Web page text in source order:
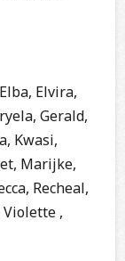
Elvira,
Gerald,
Kwasi,
Marijke,
Recheal,
Violette ,